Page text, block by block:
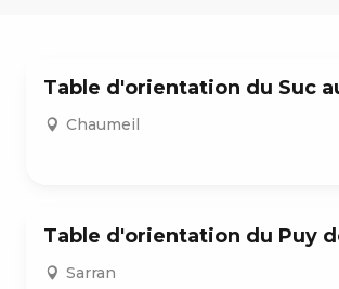
Table d'orientation du Suc
Chaumeil
Table d'orientation du Puy
Sarran